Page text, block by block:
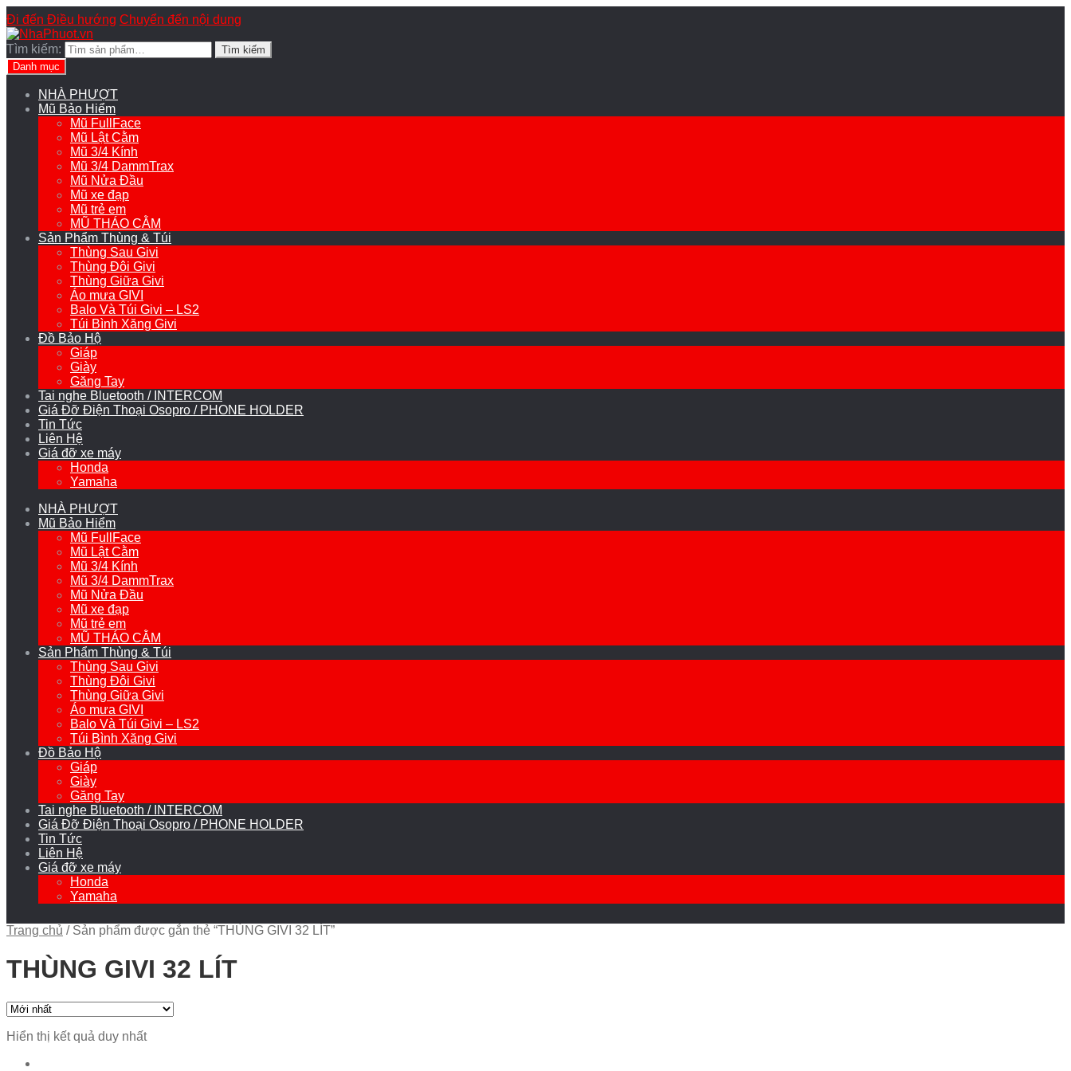
Đi đến Điều hướng Chuyển đến nội dung
Tìm kiếm:
Tìm kiếm
Danh mục
NHÀ PHƯỢT
Mũ Bảo Hiểm
Mũ FullFace
Mũ Lật Cằm
Mũ 3/4 Kính
Mũ 3/4 DammTrax
Mũ Nửa Đầu
Mũ xe đạp
Mũ trẻ em
MŨ THÁO CẰM
Sản Phẩm Thùng & Túi
Thùng Sau Givi
Thùng Đôi Givi
Thùng Giữa Givi
Áo mưa GIVI
Balo Và Túi Givi – LS2
Túi Bình Xăng Givi
Đồ Bảo Hộ
Giáp
Giày
Găng Tay
Tai nghe Bluetooth / INTERCOM
Giá Đỡ Điện Thoại Osopro / PHONE HOLDER
Tin Tức
Liên Hệ
Giá đỡ xe máy
Honda
Yamaha
NHÀ PHƯỢT
Mũ Bảo Hiểm
Mũ FullFace
Mũ Lật Cằm
Mũ 3/4 Kính
Mũ 3/4 DammTrax
Mũ Nửa Đầu
Mũ xe đạp
Mũ trẻ em
MŨ THÁO CẰM
Sản Phẩm Thùng & Túi
Thùng Sau Givi
Thùng Đôi Givi
Thùng Giữa Givi
Áo mưa GIVI
Balo Và Túi Givi – LS2
Túi Bình Xăng Givi
Đồ Bảo Hộ
Giáp
Giày
Găng Tay
Tai nghe Bluetooth / INTERCOM
Giá Đỡ Điện Thoại Osopro / PHONE HOLDER
Tin Tức
Liên Hệ
Giá đỡ xe máy
Honda
Yamaha
Trang chủ / Sản phẩm được gắn thẻ “THÙNG GIVI 32 LÍT”
THÙNG GIVI 32 LÍT
Hiển thị kết quả duy nhất